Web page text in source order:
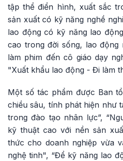
tập thể điển hình, xuất sắc
sản xuất có kỹ năng nghề
lao động có kỹ năng lao
cao trong đời sống, lao động
làm phim đến cô giáo dạy
"Xuất khẩu lao động - Đi làm
Một số tác phẩm được Ban
chiều sâu, tính phát hiện như
trong đào tạo nhân lực”,
kỹ thuật cao với nền sản
thức cho doanh nghiệp vừa
nghệ tinh", “Để kỹ năng lao